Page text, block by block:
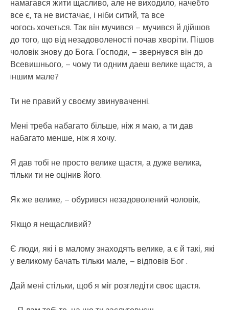
намагався жити щасливо, але не виходило, начебто
все є, та не вистачає, і ніби ситий, та все
чогось хочеться. Так він мучився – мучився й дійшов
до того, що від незадоволеності почав хворіти. Пішов
чоловік знову до Бога. Господи, – звернувся він до
Всевишнього, – чому ти одним даеш велике щастя, а
iншим мале?
Ти не правий у своєму звинуваченні.
Мені треба набагато більше, ніж я маю, а ти дав
набагато менше, ніж я хочу.
Я дав тобі не просто велике щастя, а дуже велика,
тільки ти не оцінив його.
Як же велике, – обурився незадоволений чоловік,
Якщо я нещасливий?
Є люди, які і в малому знаходять велике, а є й такі, які
у великому бачать тільки мале, – відповів Бог .
Дай мені стільки, щоб я міг розгледіти своє щастя.